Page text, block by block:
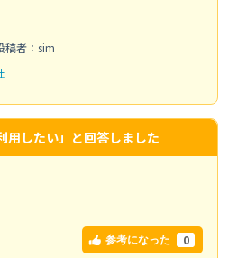
稿者：sim
用したい」と回答しました
参考になった 0